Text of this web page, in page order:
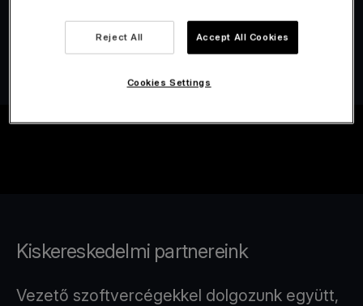
Fiók létrehozása
Kiskereskedelmi partnereink
Vezető szoftvercégekkel dolgozunk együtt,
Reject All Accept All Cookies
Cookies Settings